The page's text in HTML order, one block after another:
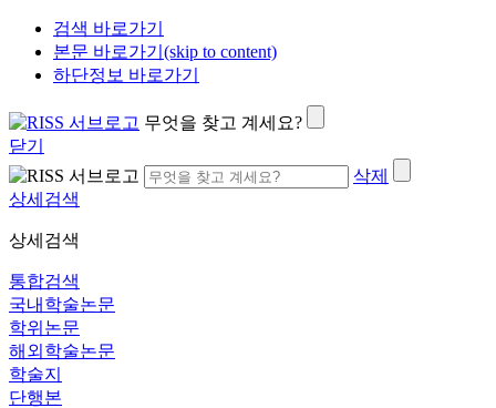
검색 바로가기
본문 바로가기(skip to content)
하단정보 바로가기
무엇을 찾고 계세요?
닫기
삭제
상세검색
상세검색
통합검색
국내학술논문
학위논문
해외학술논문
학술지
단행본